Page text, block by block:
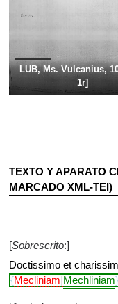
LUB, Ms. Vulcanius,
1r]
TEXTO Y APARATO
MARCADO XML-TEI)
[Sobrescrito:]
Doctissimo et
Mecliniam Mechliniam